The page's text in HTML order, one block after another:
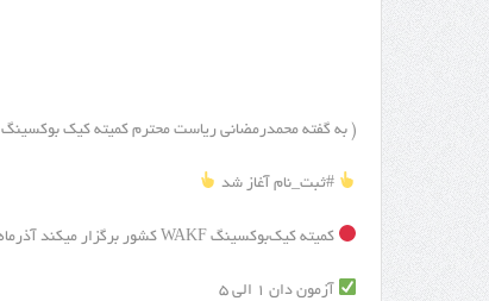
( به گفته محمدرمضانی ریاست محترم کمیته کیک بوکسینگ WAKF ایران )
#ثبت‌_نام آغاز شد
کمیته کیک‌بوکسینگ WAKF کشور برگزار میکند آذرماه
آزمون دان ۱ الی ۵